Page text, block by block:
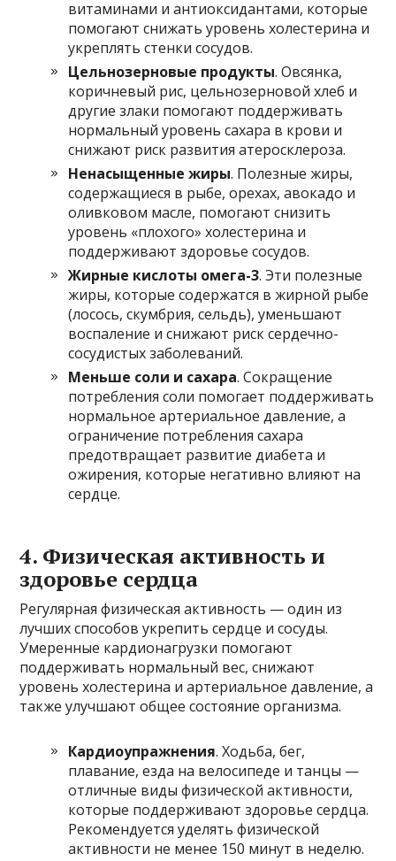
витаминами и антиоксидантами, которые
помогают снижать уровень холестерина и
укреплять стенки сосудов.
Цельнозерновые продукты. Овсянка,
коричневый рис, цельнозерновой хлеб и
другие злаки помогают поддерживать
нормальный уровень сахара в крови и
снижают риск развития атеросклероза.
Ненасыщенные жиры. Полезные жиры,
содержащиеся в рыбе, орехах, авокадо и
оливковом масле, помогают снизить
уровень «плохого» холестерина и
поддерживают здоровье сосудов.
Жирные кислоты омега-3. Эти полезные
жиры, которые содержатся в жирной рыбе
(лосось, скумбрия, сельдь), уменьшают
воспаление и снижают риск сердечно-
сосудистых заболеваний.
Меньше соли и сахара. Сокращение
потребления соли помогает поддерживать
нормальное артериальное давление, а
ограничение потребления сахара
предотвращает развитие диабета и
ожирения, которые негативно влияют на
сердце.
4. Физическая активность и
здоровье сердца
Регулярная физическая активность — один из
лучших способов укрепить сердце и сосуды.
Умеренные кардионагрузки помогают
поддерживать нормальный вес, снижают
уровень холестерина и артериальное давление, а
также улучшают общее состояние организма.
Кардиоупражнения. Ходьба, бег,
плавание, езда на велосипеде и танцы —
отличные виды физической активности,
которые поддерживают здоровье сердца.
Рекомендуется уделять физической
активности не менее 150 минут в неделю.